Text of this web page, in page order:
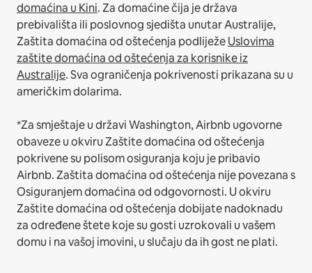
domaćina u Kini.Za domaćine čija je država
prebivališta ili poslovnog sjedišta unutar Australije,
Zaštita domaćina od oštećenja podliježeUslovima
zaštite domaćina od oštećenja za korisnike iz
Australije. Sva ograničenja pokrivenosti prikazana su u
američkim dolarima.
*Za smještaje u državi Washington, Airbnb ugovorne
obaveze u okviru Zaštite domaćina od oštećenja
pokrivene su polisom osiguranja koju je pribavio
Airbnb. Zaštita domaćina od oštećenja nije povezana s
Osiguranjem domaćina od odgovornosti. U okviru
Zaštite domaćina od oštećenja dobijate nadoknadu
za određene štete koje su gosti uzrokovali u vašem
domu i na vašoj imovini, u slučaju da ih gost ne plati.